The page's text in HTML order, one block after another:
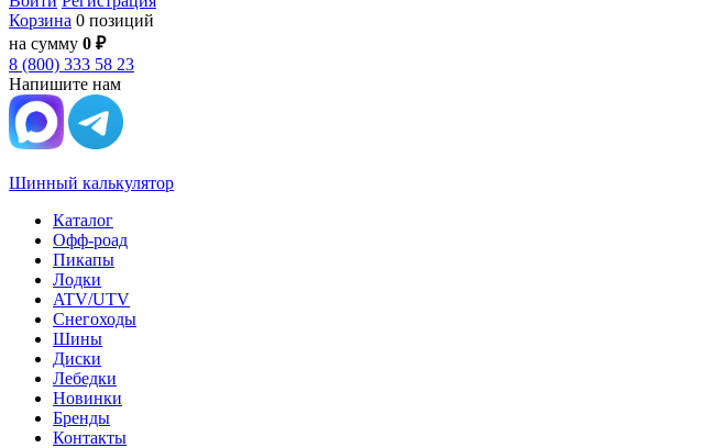
Корзина 0 позиций
на сумму 0 ₽
8 (800) 333 58 23
Напишите нам
Шинный калькулятор
Каталог
Офф-роад
Пикапы
Лодки
ATV/UTV
Снегоходы
Шины
Диски
Лебедки
Новинки
Бренды
Контакты